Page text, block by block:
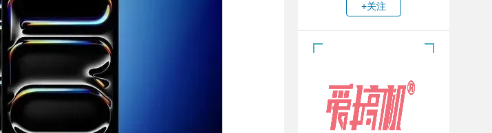
+关注